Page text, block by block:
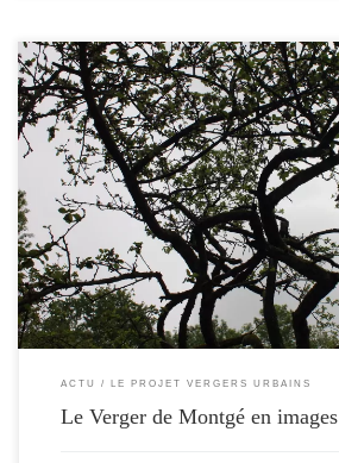
[…]
ACTU LE PROJET VERGERS URBAINS
Le Verger de Montgé en images